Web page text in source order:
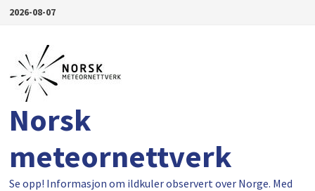
Gå2026-08-07
Norsk
meteornettverk
Se opp! Informasjon om ildkuler observert over Norge. Med